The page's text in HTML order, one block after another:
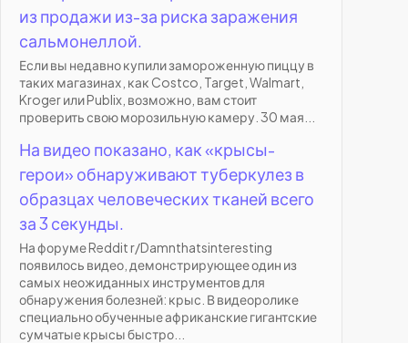
из продажи из-за риска заражения
сальмонеллой.
Если вы недавно купили замороженную пиццу в
таких магазинах, как Costco, Target, Walmart,
Kroger или Publix, возможно, вам стоит
проверить свою морозильную камеру. 30 мая...
На видео показано, как «крысы-
герои» обнаруживают туберкулез в
образцах человеческих тканей всего
за 3 секунды.
На форуме Reddit r/Damnthatsinteresting
появилось видео, демонстрирующее один из
самых неожиданных инструментов для
обнаружения болезней: крыс. В видеоролике
специально обученные африканские гигантские
сумчатые крысы быстро...